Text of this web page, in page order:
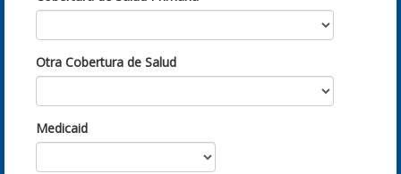
Otra Cobertura de Salud
Medicaid